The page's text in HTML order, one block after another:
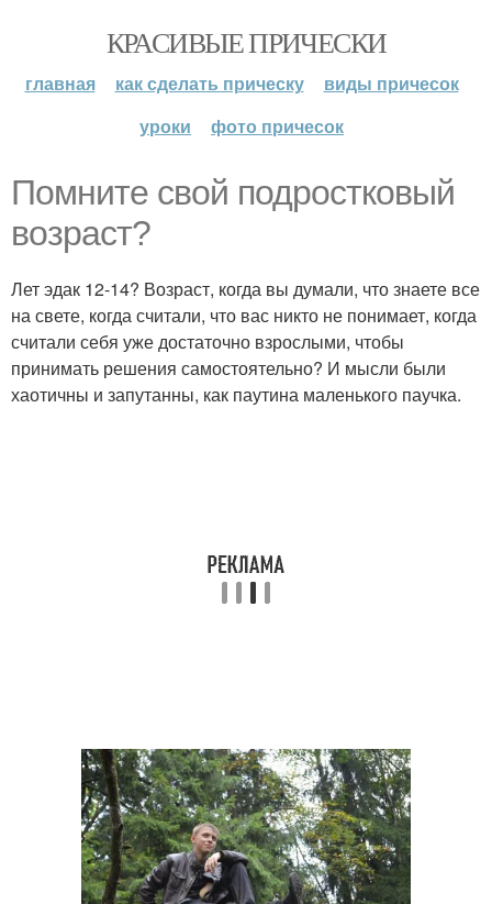
КРАСИВЫЕ ПРИЧЕСКИ
главная как сделать прическу
виды причесок
уроки
фото причесок
Помните свой подростковый
возраст?
Лет эдак 12-14? Возраст, когда вы думали, что знаете все
на свете, когда считали, что вас никто не понимает, когда
считали себя уже достаточно взрослыми, чтобы
принимать решения самостоятельно? И мысли были
хаотичны и запутанны, как паутина маленького паучка.